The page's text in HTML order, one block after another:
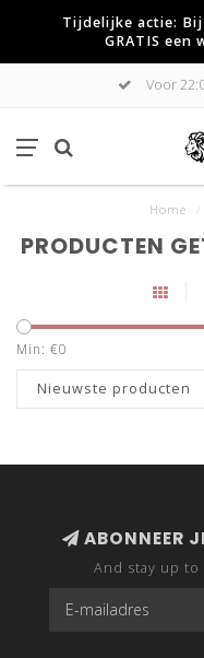
Tijdelijke actie:
GRATIS een
Voor
Home
PRODUCTEN
Min: €0
Nieuwste producten
ABONNEER
And stay up